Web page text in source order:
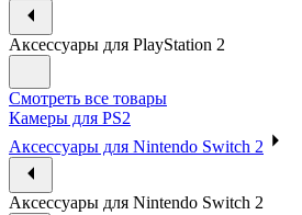
Аксессуары для PlayStation 2
Смотреть все товары
Камеры для PS2
Аксессуары для Nintendo Switch 2
Аксессуары для Nintendo Switch 2